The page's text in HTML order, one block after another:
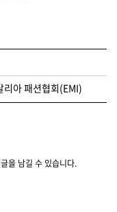
리아 패션협회(EMI)
을 남길 수 있습니다.